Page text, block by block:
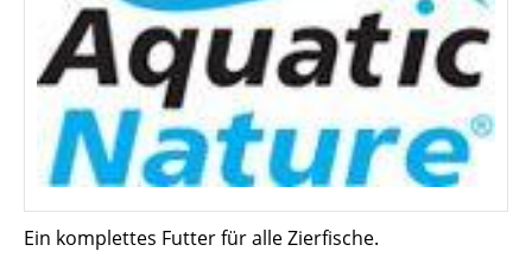
Ein komplettes Futter für alle Zierfische.